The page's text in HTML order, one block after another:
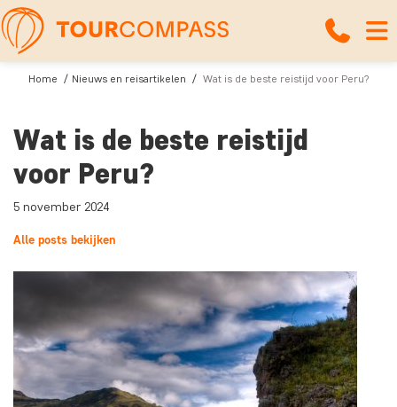
Home Nieuws en reisartikelen Wat is de beste reistijd voor Peru?
Wat is de beste reistijd
voor Peru?
5 november 2024
Alle posts bekijken